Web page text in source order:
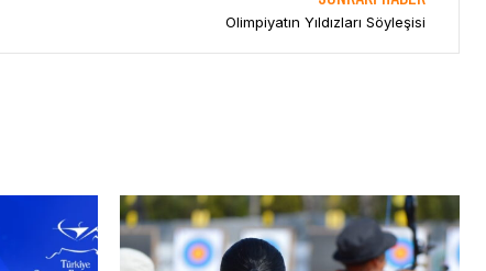
Olimpiyatın Yıldızları Söyleşisi